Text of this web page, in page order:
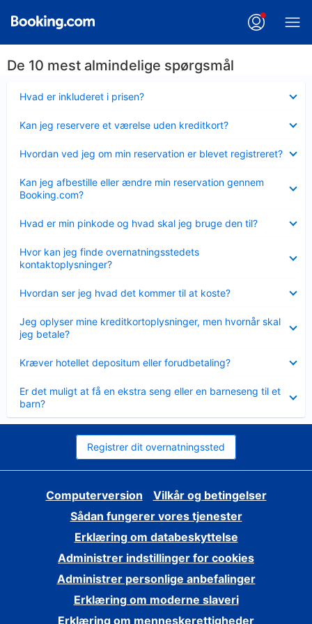
De 10 mest almindelige spørgsmål
Hvad er inkluderet i prisen?
Kan jeg reservere et værelse uden kreditkort?
Hvordan ved jeg om min reservation er blevet registreret?
Kan jeg afbestille eller ændre min reservation gennem
Booking.com?
Hvad er min pinkode og hvad skal jeg bruge den til?
Hvor kan jeg finde overnatningsstedets
kontaktoplysninger?
Hvordan ser jeg hvad det kommer til at koste?
Jeg oplyser mine kreditkortoplysninger, men hvornår skal
jeg betale?
Kræver hotellet depositum eller forudbetaling?
Er det muligt at få en ekstra seng eller en barneseng til et
barn?
Registrer dit overnatningssted
Computerversion
Vilkår og betingelser
Sådan fungerer vores tjenester
Erklæring om databeskyttelse
Administrer indstillinger for cookies
Administrer personlige anbefalinger
Erklæring om moderne slaveri
Erklæring om menneskerettigheder